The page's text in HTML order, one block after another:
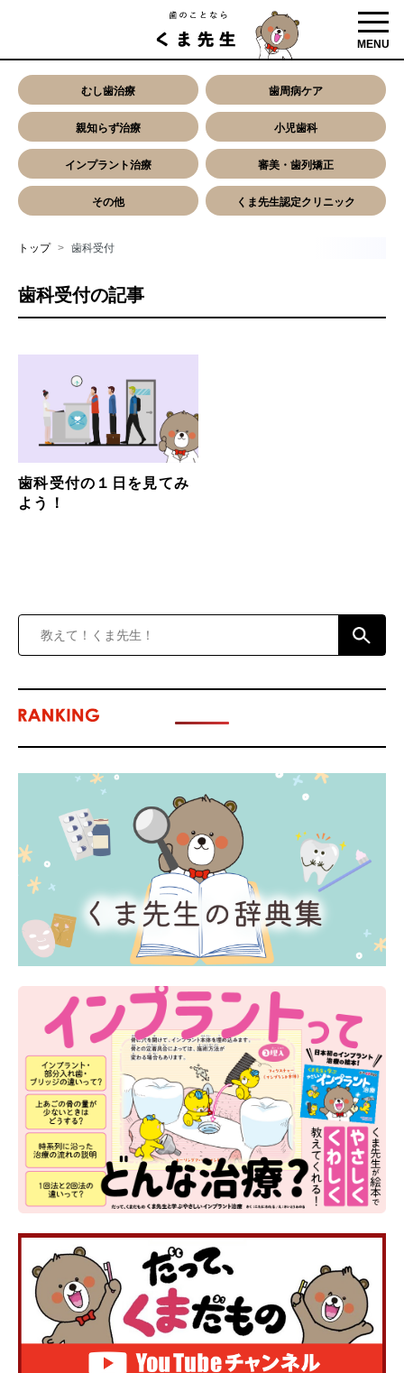
MENU
むし歯治療 歯周病ケア
親知らず治療 小児歯科
インプラント治療 審美・歯列矯正
その他 くま先生認定クリニック
トップ 歯科受付
歯科受付の記事
歯科受付の１日を見てみ
よう！